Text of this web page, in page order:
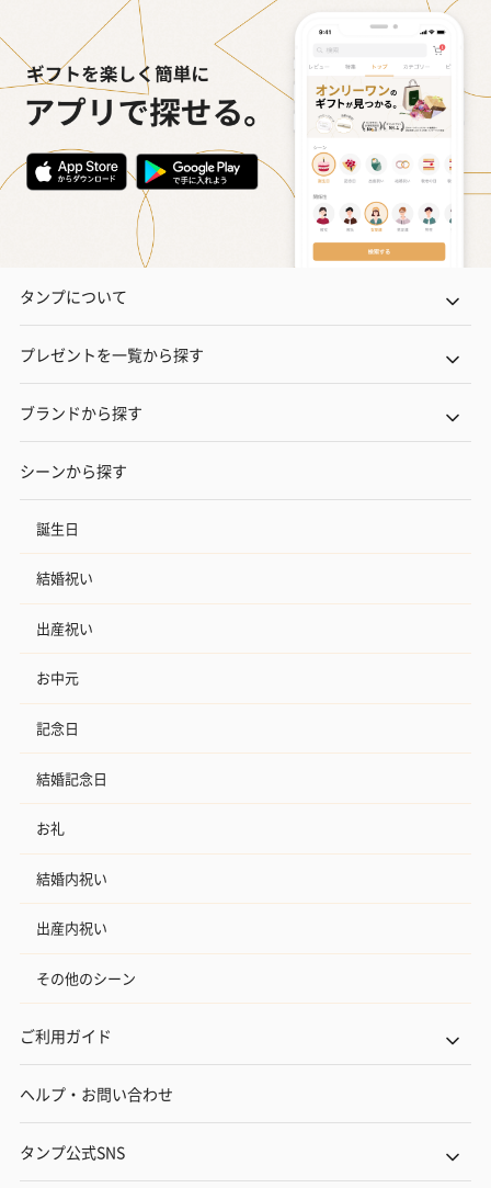
タンプについて
プレゼントを一覧から探す
ブランドから探す
シーンから探す
誕生日
結婚祝い
出産祝い
お中元
記念日
結婚記念日
お礼
結婚内祝い
出産内祝い
その他のシーン
ご利用ガイド
ヘルプ・お問い合わせ
タンプ公式SNS